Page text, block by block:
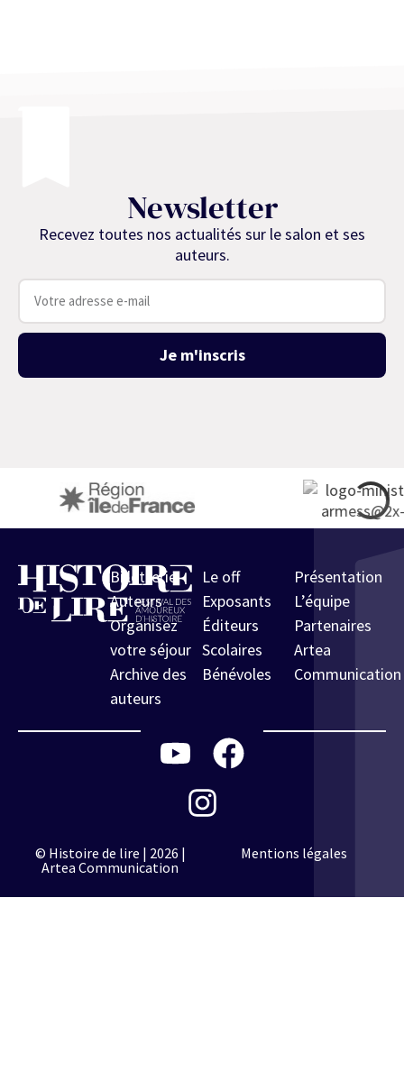
Newsletter
Recevez toutes nos actualités sur le salon et ses
auteurs.
Je m'inscris
Billetterie
Auteurs
Organisez
votre séjour
Archive des
auteurs
Le off
Exposants
Éditeurs
Scolaires
Bénévoles
Présentation
L’équipe
Partenaires
Artea
Communication
© Histoire de lire | 2026 |
Artea Communication
Mentions légales